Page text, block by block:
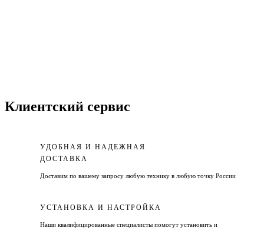
Клиентский сервис
УДОБНАЯ И НАДЕЖНАЯ
ДОСТАВКА
Доставим по вашему запросу любую технику в любую точку России
УСТАНОВКА И НАСТРОЙКА
Наши квалифицированные специалисты помогут установить и